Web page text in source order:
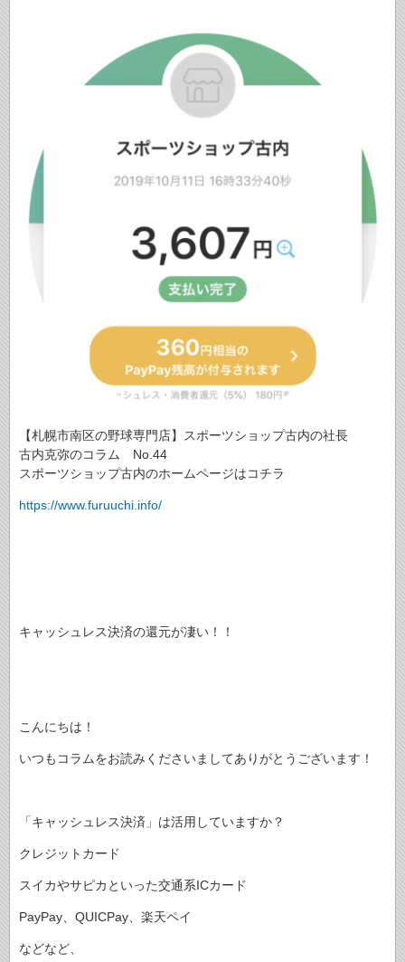
【札幌市南区の野球専門店】スポーツショップ古内の社長
古内克弥のコラム No.44
スポーツショップ古内のホームページはコチラ
https://www.furuuchi.info/
キャッシュレス決済の還元が凄い！！
こんにちは！
いつもコラムをお読みくださいましてありがとうございます！
「キャッシュレス決済」は活用していますか？
クレジットカード
スイカやサピカといった交通系ICカード
PayPay、QUICPay、楽天ペイ
などなど、